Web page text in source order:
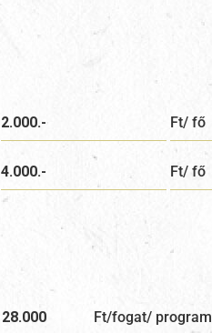
2.000.- Ft/ fő
4.000.- Ft/ fő
28.000 Ft/fogat/ program